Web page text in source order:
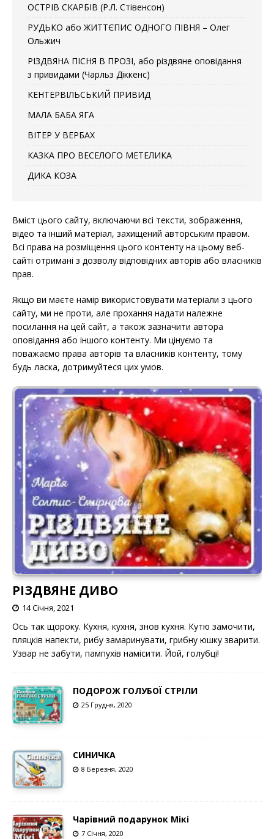
ОСТРІВ СКАРБІВ (Р.Л. Стівенсон)
РУДЬКО або ЖИТТЄПИС ОДНОГО ПІВНЯ – Олег
Ольжич
РІЗДВЯНА ПІСНЯ В ПРОЗІ, або різдвяне оповідання
з привидами (Чарльз Діккенс)
КЕНТЕРВІЛЬСЬКИЙ ПРИВИД
МАЛА БАБА ЯГА
ВІТЕР У ВЕРБАХ
КАЗКА ПРО ВЕСЕЛОГО МЕТЕЛИКА
ДИКА КОЗА
Вміст цього сайту, включаючи всі тексти, зображення,
відео та інший матеріал, захищений авторським правом.
Всі права на розміщення цього контенту на цьому веб-
сайті отримані з дозволу відповідних авторів або власників
прав.
Якщо ви маєте намір використовувати матеріали з цього
сайту, ми не проти, але прохання надати належне
посилання на цей сайт, а також зазначити автора
оповідання або іншого контенту. Ми цінуємо та
поважаємо права авторів та власників контенту, тому
будь ласка, дотримуйтеся цих умов.
РІЗДВЯНЕ ДИВО
14 Січня, 2021
Ось так щороку. Кухня, кухня, знов кухня. Кутю замочити,
пляцків напекти, рибу замаринувати, грибну юшку зварити.
Узвар не забути, пампухів намісити. Йой, голубці!
ПОДОРОЖ ГОЛУБОЇ СТРІЛИ
25 Грудня, 2020
СИНИЧКА
8 Березня, 2020
Чарівний подарунок Мікі
7 Січня, 2020